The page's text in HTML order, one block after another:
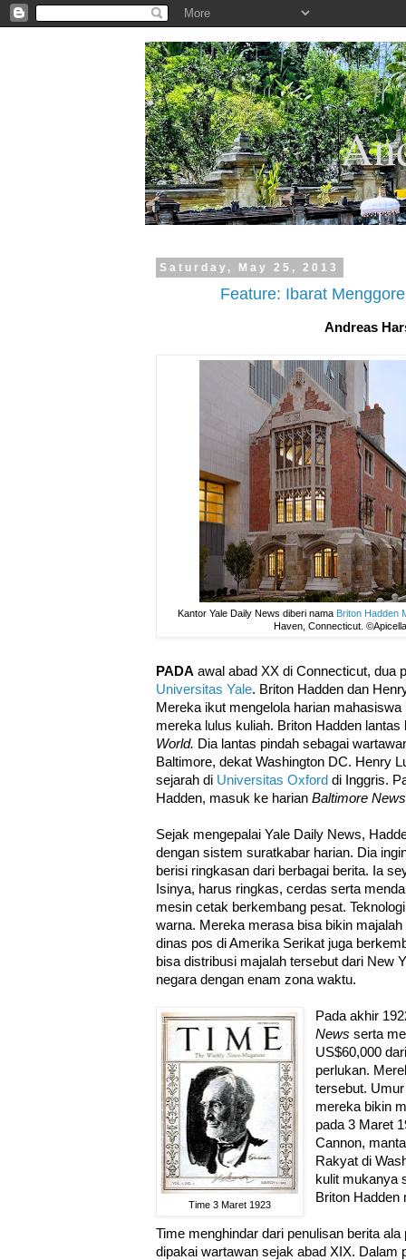
.
Saturday, May 25, 2013
Feature: Ibarat
Andreas
Kantor Yale Daily News diberi nama Briton Hadden
Haven, Connecticut.
PADA awal abad XX di Connecticut, dua
Universitas Yale. Briton Hadden dan
Mereka ikut mengelola harian mahasiswa
mereka lulus kuliah. Briton Hadden
World. Dia lantas pindah sebagai
Baltimore, dekat Washington DC. Henry
sejarah di Universitas Oxford di Inggris.
Hadden, masuk ke harian Baltimore News
Sejak mengepalai Yale Daily News,
dengan sistem suratkabar harian. Dia
berisi ringkasan dari berbagai berita. Ia
Isinya, harus ringkas, cerdas serta
mesin cetak berkembang pesat.
warna. Mereka merasa bisa bikin
dinas pos di Amerika Serikat juga
bisa distribusi majalah tersebut dari New
negara dengan enam zona waktu.
Time 3 Maret 1923
Pada akhir
News serta
US$60,000
perlukan.
tersebut.
mereka bikin
pada 3 Maret
Cannon,
Rakyat di
kulit mukanya
Briton Hadden
Time menghindar dari penulisan berita
dipakai wartawan sejak abad XIX. Dalam